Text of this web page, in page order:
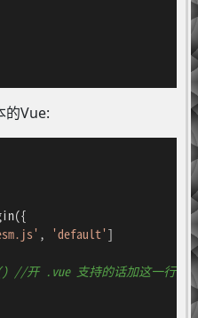
的Vue:
({
, 'default']
//开 .vue 支持的话加这一行